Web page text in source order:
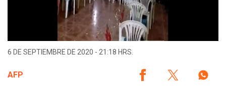
6 DE SEPTIEMBRE DE 2020 - 21:18 HRS.
AFP